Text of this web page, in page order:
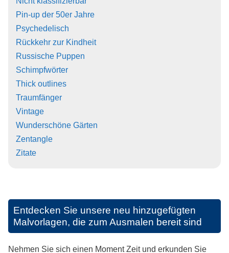
Pin-up der 50er Jahre
Psychedelisch
Rückkehr zur Kindheit
Russische Puppen
Schimpfwörter
Thick outlines
Traumfänger
Vintage
Wunderschöne Gärten
Zentangle
Zitate
Entdecken Sie unsere neu hinzugefügten
Malvorlagen, die zum Ausmalen bereit sind
Nehmen Sie sich einen Moment Zeit und erkunden Sie